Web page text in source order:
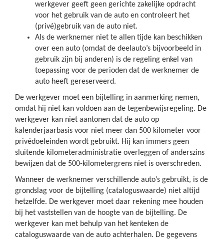
werkgever geeft geen gerichte zakelijke opdracht
voor het gebruik van de auto en controleert het
(privé)gebruik van de auto niet.
Als de werknemer niet te allen tijde kan beschikken
over een auto (omdat de deelauto’s bijvoorbeeld in
gebruik zijn bij anderen) is de regeling enkel van
toepassing voor de perioden dat de werknemer de
auto heeft gereserveerd.
De werkgever moet een bijtelling in aanmerking nemen,
omdat hij niet kan voldoen aan de tegenbewijsregeling. De
werkgever kan niet aantonen dat de auto op
kalenderjaarbasis voor niet meer dan 500 kilometer voor
privédoeleinden wordt gebruikt. Hij kan immers geen
sluitende kilometeradministratie overleggen of anderszins
bewijzen dat de 500-kilometergrens niet is overschreden.
Wanneer de werknemer verschillende auto’s gebruikt, is de
grondslag voor de bijtelling (cataloguswaarde) niet altijd
hetzelfde. De werkgever moet daar rekening mee houden
bij het vaststellen van de hoogte van de bijtelling. De
werkgever kan met behulp van het kenteken de
cataloguswaarde van de auto achterhalen. De gegevens